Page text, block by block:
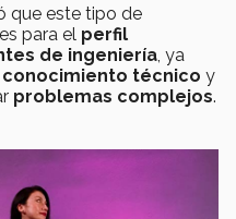
que este tipo de
para el perfil
de ingeniería , ya
conocimiento técnico y
problemas complejos.